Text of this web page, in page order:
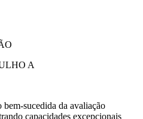
A
sucedida da avaliação
capacidades excepcionais